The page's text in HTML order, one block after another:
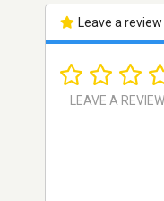
Leave a review